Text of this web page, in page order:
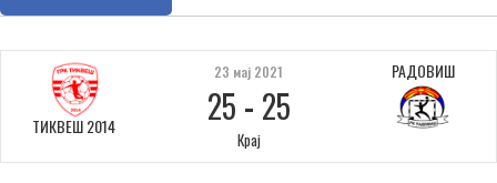
ТИКВЕШ 2014
РАДОВИШ
23 мај 2021
25 - 25
Крај